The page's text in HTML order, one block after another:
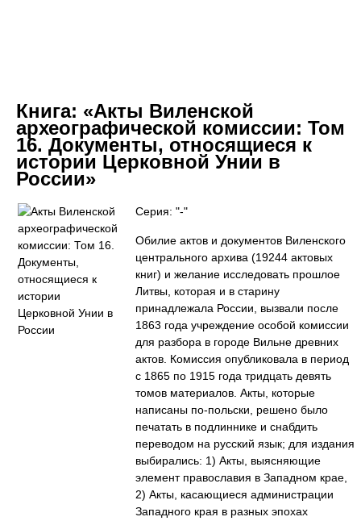
Книга: «Акты Виленской
археографической комиссии: Том
16. Документы, относящиеся к
истории Церковной Унии в
России»
Серия: "-"
Обилие актов и документов Виленского
центрального архива (19244 актовых
книг) и желание исследовать прошлое
Литвы, которая и в старину
принадлежала России, вызвали после
1863 года учреждение особой комиссии
для разбора в городе Вильне древних
актов. Комиссия опубликовала в период
с 1865 по 1915 года тридцать девять
томов материалов. Акты, которые
написаны по-польски, решено было
печатать в подлиннике и снабдить
переводом на русский язык; для издания
выбирались: 1) Акты, выясняющие
элемент православия в Западном крае,
2) Акты, касающиеся администрации
Западного края в разных эпохах